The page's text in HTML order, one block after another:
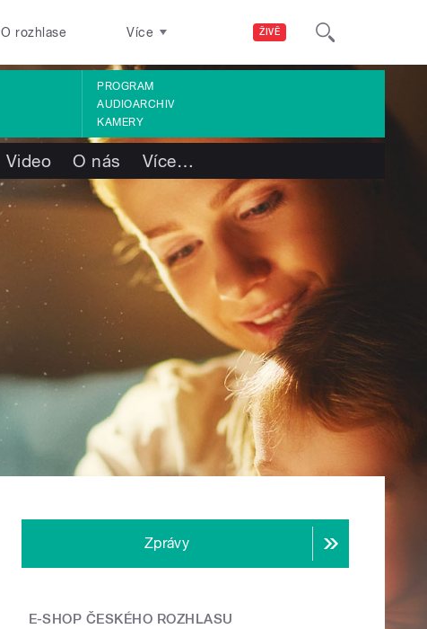
ŽIVĚ
O rozhlase Více
PROGRAM
AUDIOARCHIV
KAMERY
Video O nás Více…
Zprávy
E-SHOP ČESKÉHO ROZHLASU